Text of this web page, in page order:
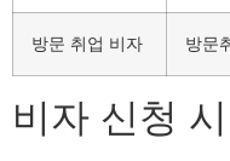
방문 취업 비자 방문
비자 신청